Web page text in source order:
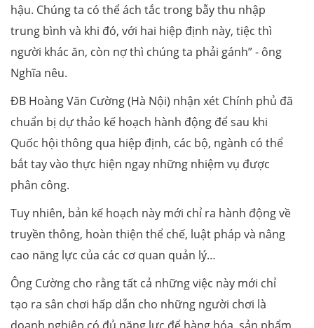
hậu. Chúng ta có thể ách tắc trong bẫy thu nhập
trung bình và khi đó, với hai hiệp định này, tiệc thì
người khác ăn, còn nợ thì chúng ta phải gánh” - ông
Nghĩa nêu.
ĐB Hoàng Văn Cường (Hà Nội) nhận xét Chính phủ đã
chuẩn bị dự thảo kế hoạch hành động để sau khi
Quốc hội thông qua hiệp định, các bộ, ngành có thể
bắt tay vào thực hiện ngay những nhiệm vụ được
phân công.
Tuy nhiên, bản kế hoạch này mới chỉ ra hành động về
truyền thông, hoàn thiện thể chế, luật pháp và nâng
cao năng lực của các cơ quan quản lý…
Ông Cường cho rằng tất cả những việc này mới chỉ
tạo ra sân chơi hấp dẫn cho những người chơi là